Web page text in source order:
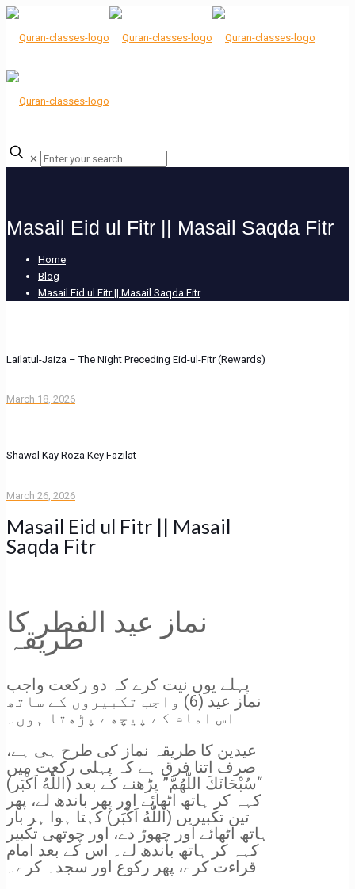
✕
Masail Eid ul Fitr || Masail Saqda Fitr
Home
Blog
Masail Eid ul Fitr || Masail Saqda Fitr
Lailatul-Jaiza – The Night Preceding Eid-ul-Fitr (Rewards)
March 18, 2026
Shawal Kay Roza Key Fazilat
March 26, 2026
Masail Eid ul Fitr || Masail
Saqda Fitr
نماز عید الفطر کا
طریقہ
پہلے یوں نیت کرے کہ دو رکعت واجب
نماز عید (6) واجب تکبیروں کے ساتھ
اس امام کے پیچھے پڑھتا ہوں۔
عیدین کا طریقہ نماز کی طرح ہی ہے،
صرف اتنا فرق ہے کہ پہلی رکعت میں
“سُبْحَانَكَ اللّٰهُمَّ” پڑھنے کے بعد (اللّٰهُ اَكْبَر)
کہہ کر ہاتھ اٹھائے اور پھر باندھ لے، پھر
تین تکبیریں (اللّٰهُ اَكْبَر) کہتا ہوا ہر بار
ہاتھ اٹھائے اور چھوڑ دے، اور چوتھی تکبیر
کہہ کر ہاتھ باندھ لے۔ اس کے بعد امام
قراءت کرے، پھر رکوع اور سجدہ کرے۔